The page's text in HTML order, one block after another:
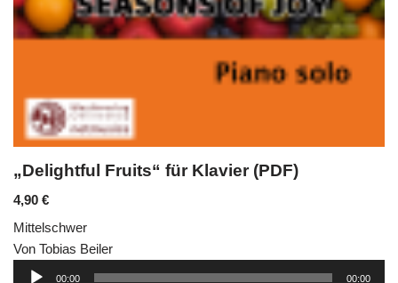
„Delightful Fruits“ für Klavier (PDF)
4,90 €
Mittelschwer
Von Tobias Beiler
Audio-
00:00 00:00